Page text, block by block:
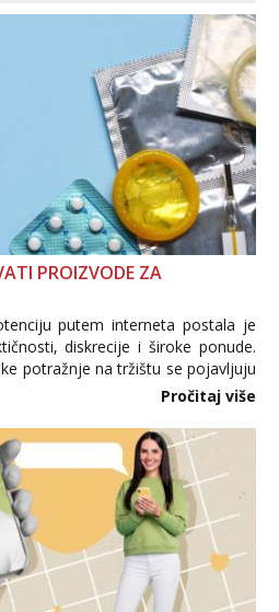
PROIZVODE ZA
putem interneta postala je
diskrecije i široke ponude.
potražnje na tržištu se pojavljuju
nepouzdane internetske
Pročitaj više